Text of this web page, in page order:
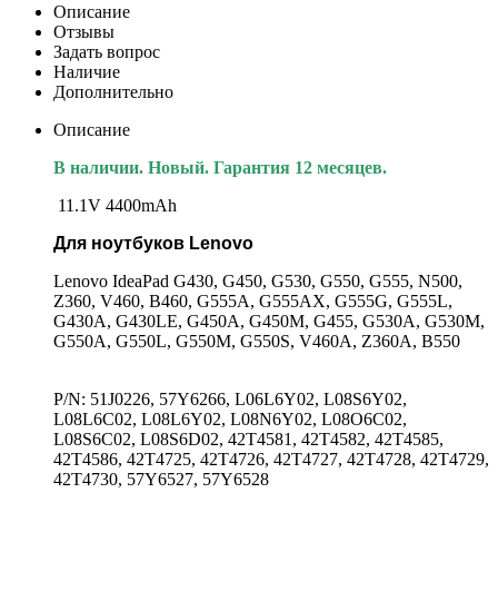
Описание
Отзывы
Задать вопрос
Наличие
Дополнительно
Описание
В наличии. Новый. Гарантия 12 месяцев.
11.1V 4400mAh
Для ноутбуков Lenovo
Lenovo IdeaPad G430, G450, G530, G550, G555, N500,
Z360, V460, B460, G555A, G555AX, G555G, G555L,
G430A, G430LE, G450A, G450M, G455, G530A, G530M,
G550A, G550L, G550M, G550S, V460A, Z360A, B550
P/N: 51J0226, 57Y6266, L06L6Y02, L08S6Y02,
L08L6C02, L08L6Y02, L08N6Y02, L08O6C02,
L08S6C02, L08S6D02, 42T4581, 42T4582, 42T4585,
42T4586, 42T4725, 42T4726, 42T4727, 42T4728, 42T4729,
42T4730, 57Y6527, 57Y6528